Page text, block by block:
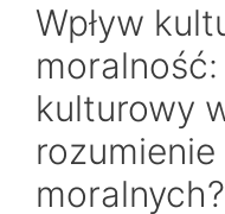
Wpływ
kulturowy
moralnych?